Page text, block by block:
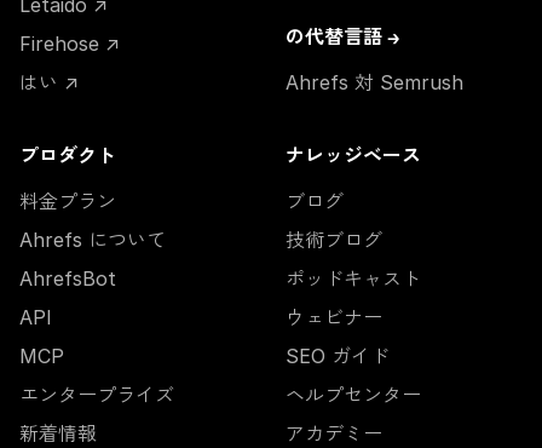
Letaido ↗
Firehose ↗
はい ↗
の代替言語 →
Ahrefs 対 Semrush
プロダクト
料金プラン
Ahrefs について
AhrefsBot
API
MCP
エンタープライズ
新着情報
ナレッジベース
ブログ
技術ブログ
ポッドキャスト
ウェビナー
SEO ガイド
ヘルプセンター
アカデミー